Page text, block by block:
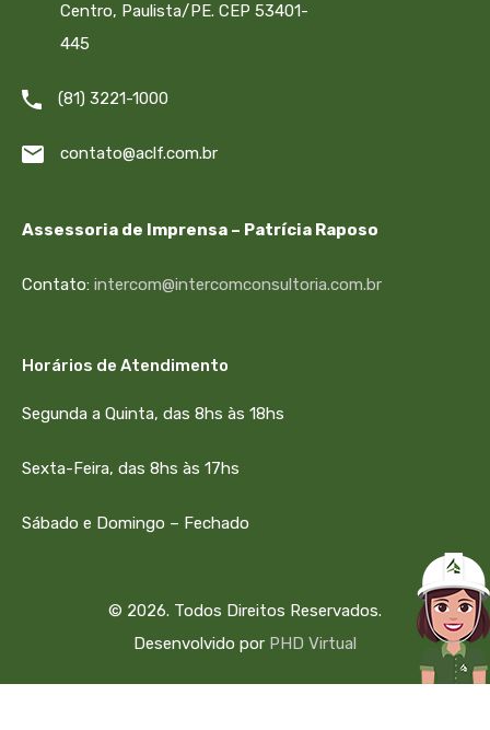
Centro, Paulista/PE. CEP 53401-
445
(81) 3221-1000
contato@aclf.com.br
Assessoria de Imprensa – Patrícia Raposo
Contato: intercom@intercomconsultoria.com.br
Horários de Atendimento
Segunda a Quinta, das 8hs às 18hs
Sexta-Feira, das 8hs às 17hs
Sábado e Domingo – Fechado
© 2026. Todos Direitos Reservados.
Desenvolvido por PHD Virtual